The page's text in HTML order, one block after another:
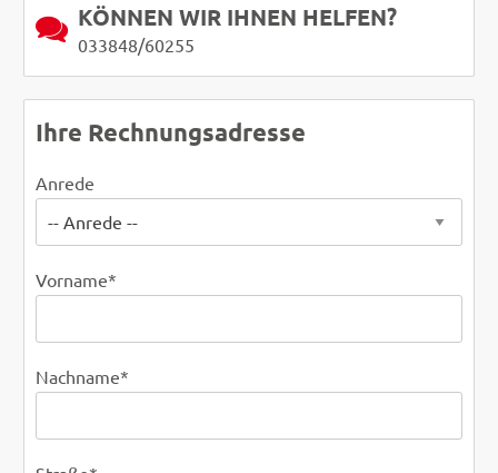
KÖNNEN WIR IHNEN HELFEN?
033848/60255
Ihre Rechnungsadresse
Anrede
Vorname*
Nachname*